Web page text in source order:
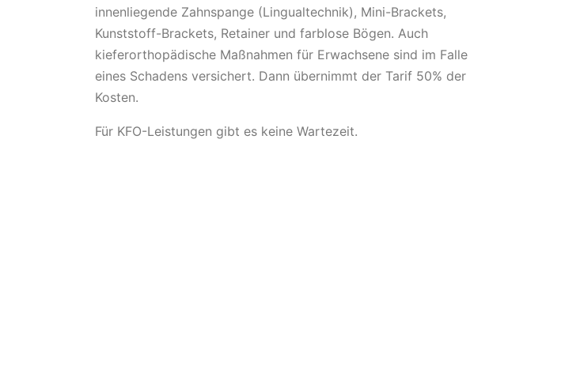
innenliegende Zahnspange (Lingualtechnik), Mini-Brackets,
Kunststoff-Brackets, Retainer und farblose Bögen. Auch
kieferorthopädische Maßnahmen für Erwachsene sind im Falle
eines Schadens versichert. Dann übernimmt der Tarif 50% der
Kosten.
Für KFO-Leistungen gibt es keine Wartezeit.